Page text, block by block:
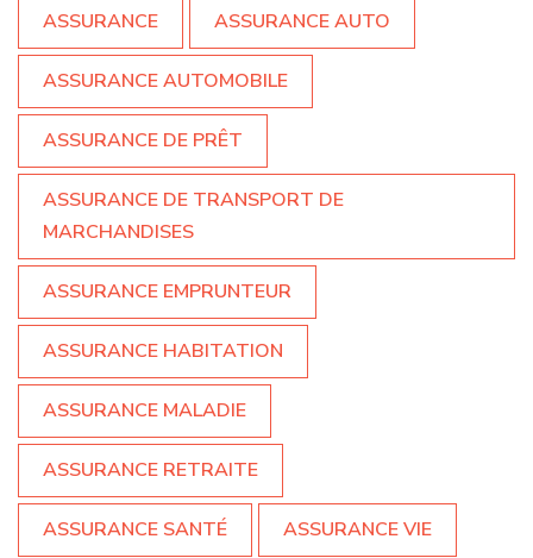
ASSURANCE ASSURANCE AUTO
ASSURANCE AUTOMOBILE
ASSURANCE DE PRÊT
ASSURANCE DE TRANSPORT DE
MARCHANDISES
ASSURANCE EMPRUNTEUR
ASSURANCE HABITATION
ASSURANCE MALADIE
ASSURANCE RETRAITE
ASSURANCE SANTÉ ASSURANCE VIE